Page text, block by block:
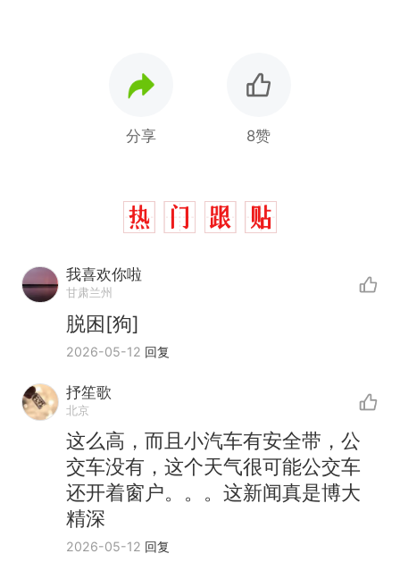
分享 8赞
我喜欢你啦
甘肃兰州
脱困[狗]
2026-05-12 回复
抒笙歌
北京
这么高，而且小汽车有安全带，公
交车没有，这个天气很可能公交车
还开着窗户。。。这新闻真是博大
精深
2026-05-12 回复